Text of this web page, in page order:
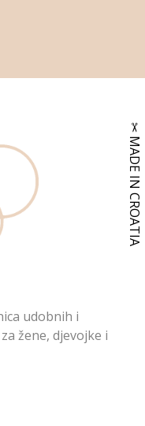
udobnih i
žene, djevojke i